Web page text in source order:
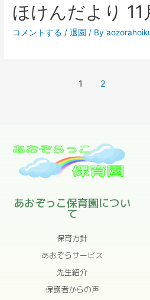
ほけんだより 11
コメントする /退園 / By
1 2
あおぞっこ保育園につい
て
保育方針
あおぞらサービス
先生紹介
保護者からの声